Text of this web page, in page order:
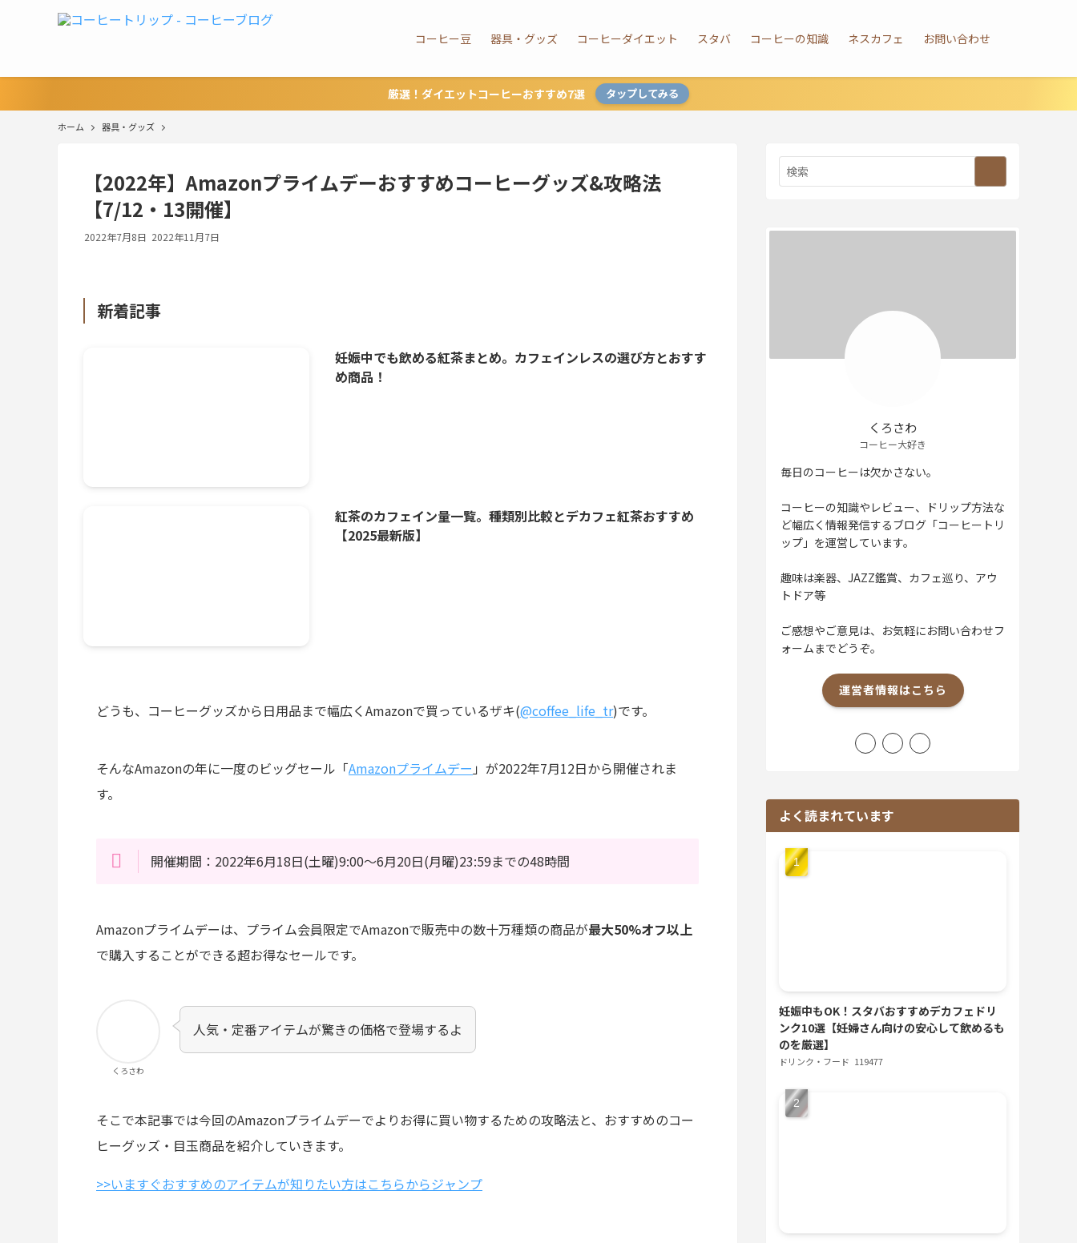
コーヒー豆 器具・グッズ コーヒーダイエット スタバ コーヒーの知識 ネスカフェ お問い合わせ
厳選！ダイエットコーヒーおすすめ7選 タップしてみる
ホーム 器具・グッズ
【2022年】Amazonプライムデーおすすめコーヒーグッズ&攻略法
【7/12・13開催】
2022年7月8日 2022年11月7日
新着記事
妊娠中でも飲める紅茶まとめ。カフェインレスの選び方とおすす
め商品！
紅茶のカフェイン量一覧。種類別比較とデカフェ紅茶おすすめ
【2025最新版】
どうも、コーヒーグッズから日用品まで幅広くAmazonで買っているザキ(@coffee_life_tr)です。
そんなAmazonの年に一度のビッグセール「Amazonプライムデー 」が2022年7月12日から開催されま
す。
開催期間： 2022年6月18日(土曜)9:00〜6月20日(月曜)23:59までの48時間
Amazonプライムデーは、プライム会員限定でAmazonで販売中の数十万種類の商品が最大50%オフ以上
で購入することができる超お得なセールです。
くろさわ
人気・定番アイテムが驚きの価格で登場するよ
そこで本記事では今回のAmazonプライムデーでよりお得に買い物するための攻略法と、おすすめのコー
ヒーグッズ・目玉商品を紹介していきます。
>>いますぐおすすめのアイテムが知りたい方はこちらからジャンプ
くろさわ
コーヒー大好き
毎日のコーヒーは欠かさない。
コーヒーの知識やレビュー、ドリップ方法な
ど幅広く情報発信するブログ「コーヒートリ
ップ」を運営しています。
趣味は楽器、JAZZ鑑賞、カフェ巡り、アウ
トドア等
ご感想やご意見は、お気軽にお問い合わせフ
ォームまでどうぞ。
運営者情報はこちら
よく読まれています
妊娠中もOK！スタバおすすめデカフェドリ
ンク10選【妊婦さん向けの安心して飲めるも
のを厳選】
ドリンク・フード 119477